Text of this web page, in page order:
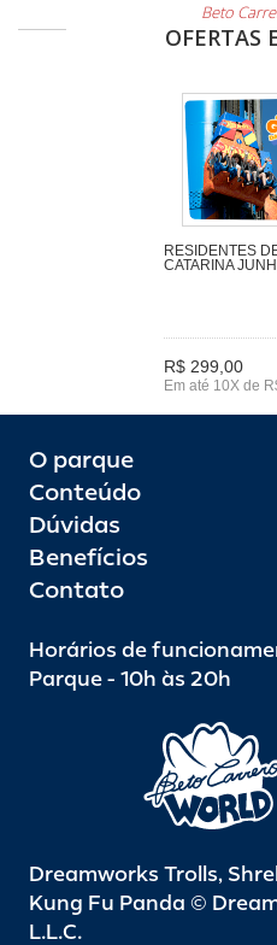
Beto
OFERTAS
RESIDENTES
CATARINA
R$ 299,00
Em até 10X de
O parque
Conteúdo
Dúvidas
Benefícios
Contato
Horários de
Parque - 10h às 20h
Dreamworks Trolls,
Kung Fu Panda ©
L.L.C.